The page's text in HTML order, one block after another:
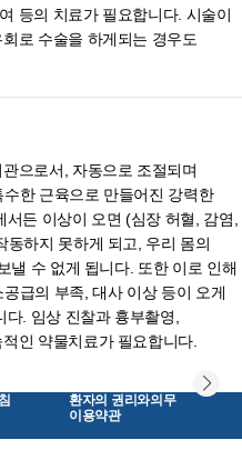
등의 치료가 필요합니다. 시술이
로 수술을 하게되는 경우도
으로서, 자동으로 조절되며
한 근육으로 만들어진 강력한
든 이상이 오면 (심장 허혈, 감염,
동하지 못하게 되고, 우리 몸의
낼 수 없게 됩니다. 또한 이로 인해
급의 부족, 대사 이상 등이 오게
. 임상 진찰과 흉부촬영,
인 약물치료가 필요합니다.
환자의 권리와의무
이용약관